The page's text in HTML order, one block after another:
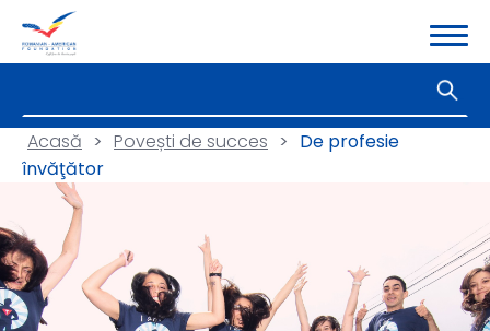
Acasă > Povești de succes > De profesie
învăţător